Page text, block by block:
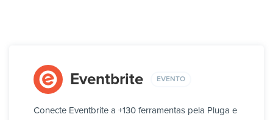
Eventbrite EVENTO
Conecte Eventbrite a +130 ferramentas pela Pluga e